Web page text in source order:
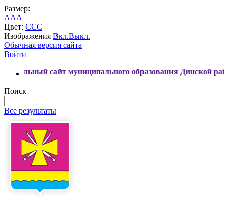
Размер:
AAA
Цвет: CCC
Изображения Вкл.Выкл.
Обычная версия сайта
Войти
муниципального образования Динской район
Поиск
Все результаты